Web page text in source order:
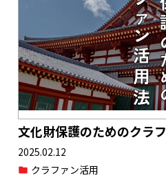
文化財保護のためのクラ
2025.02.12
クラファン活用